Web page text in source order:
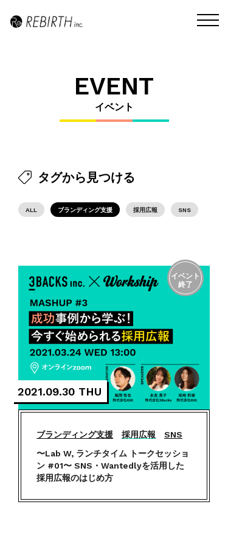
EVENT
イベント
タグから見つける
ALL ブランディング支援 採用広報 SNS
2021.09.30 THU
ブランディング支援 採用広報
SNS
〜Lab W, ランチタイム トークセッショ
ン #01〜 SNS・Wantedlyを活用した
採用広報のはじめ方